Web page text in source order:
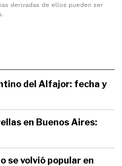
derivadas de ellos pueden ser
del Alfajor: fecha y
en Buenos Aires:
se volvió popular en